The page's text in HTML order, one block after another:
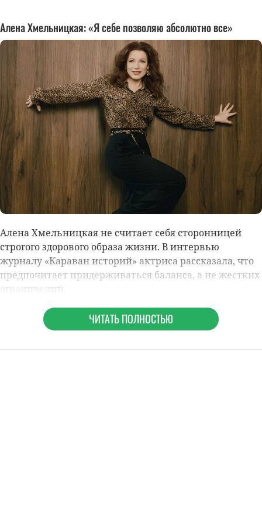
Алена Хмельницкая: «Я себе позволяю абсолютно все»
Алена Хмельницкаяне считает себя сторонницей
строгого здорового образа жизни. В интервью
журналу «Караван историй» актриса рассказала, что
предпочитает придерживаться баланса, а не жестких
ограничений.
ЧИТАТЬ ПОЛНОСТЬЮ